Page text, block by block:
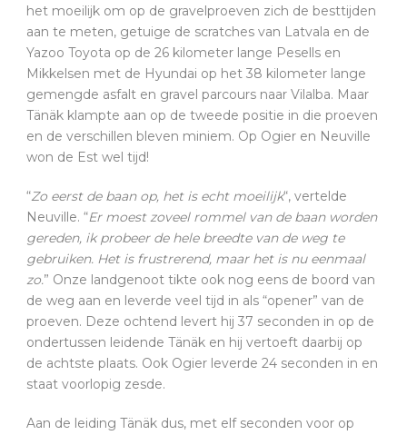
het moeilijk om op de gravelproeven zich de besttijden
aan te meten, getuige de scratches van Latvala en de
Yazoo Toyota op de 26 kilometer lange Pesells en
Mikkelsen met de Hyundai op het 38 kilometer lange
gemengde asfalt en gravel parcours naar Vilalba. Maar
Tänäk klampte aan op de tweede positie in die proeven
en de verschillen bleven miniem. Op Ogier en Neuville
won de Est wel tijd!
“Zo eerst de baan op, het is echt moeilijk“, vertelde
Neuville. “Er moest zoveel rommel van de baan worden
gereden, ik probeer de hele breedte van de weg te
gebruiken. Het is frustrerend, maar het is nu eenmaal
zo.” Onze landgenoot tikte ook nog eens de boord van
de weg aan en leverde veel tijd in als “opener” van de
proeven. Deze ochtend levert hij 37 seconden in op de
ondertussen leidende Tänäk en hij vertoeft daarbij op
de achtste plaats. Ook Ogier leverde 24 seconden in en
staat voorlopig zesde.
Aan de leiding Tänäk dus, met elf seconden voor op